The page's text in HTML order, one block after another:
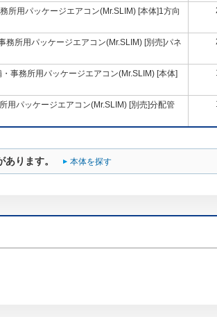
所用パッケージエアコン(Mr.SLIM) [本体]1方向
務所用パッケージエアコン(Mr.SLIM) [別売]パネ
・事務所用パッケージエアコン(Mr.SLIM) [本体]
用パッケージエアコン(Mr.SLIM) [別売]分配管
ります。 本体を探す